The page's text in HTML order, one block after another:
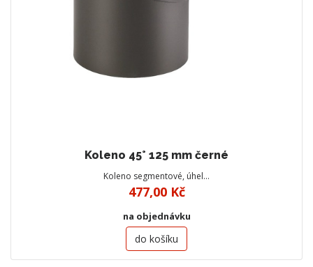
Koleno 45° 125 mm černé
Koleno segmentové, úhel…
477,00 Kč
na objednávku
do košíku